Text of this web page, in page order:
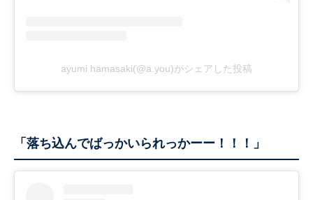
ayumi hamasaki(@a.you)がシェアした投稿
「落ち込んでばっかいられっかーー！！！」